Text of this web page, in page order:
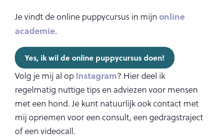
Je vindt de online puppycursus in mijn online
academie.
Yes, ik wil de online puppycursus doen!
Volg je mij al op Instagram? Hier deel ik
regelmatig nuttige tips en adviezen voor mensen
met een hond. Je kunt natuurlijk ook contact met
mij opnemen voor een consult, een gedragstraject
of een videocall.